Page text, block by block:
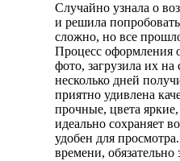
Случайно узнала о
и решила
сложно, но все
Процесс оформления
фото, загрузила их на
несколько дней
приятно удивлена
прочные, цвета
идеально сохраняет
удобен для
времени, обязательно